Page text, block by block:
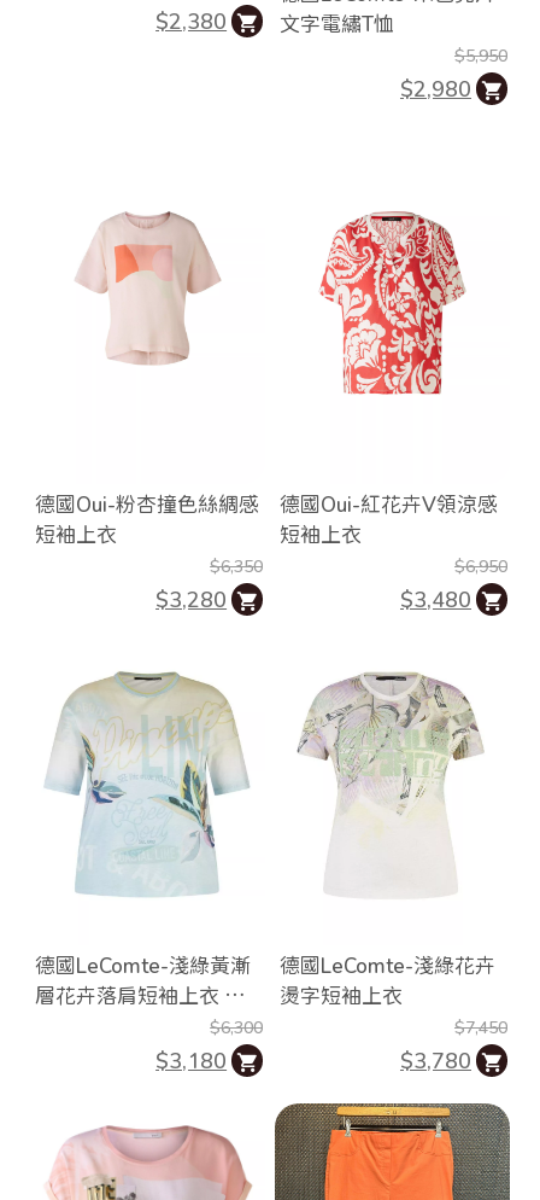
$2,380
文字電繡T恤
$5,950
$2,980
德國Oui-粉杏撞色絲綢感
短袖上衣
$6,350
$3,280
德國Oui-紅花卉V領涼感
短袖上衣
$6,950
$3,480
德國LeComte-淺綠黃漸
層花卉落肩短袖上衣 歐
$6,300
$3,180
德國LeComte-淺綠花卉
燙字短袖上衣
$7,450
$3,780